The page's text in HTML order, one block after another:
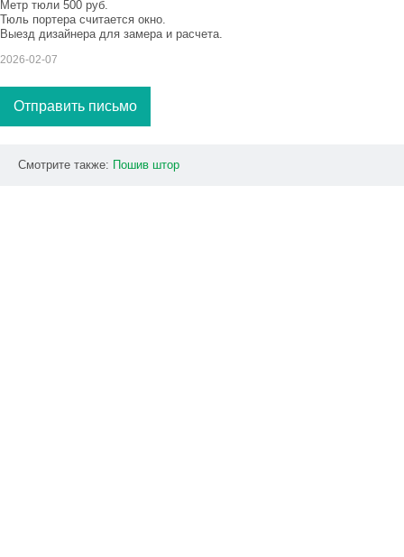
Метр тюли 500 руб.
Тюль портера считается окно.
Выезд дизайнера для замера и расчета.
2026-02-07
Отправить письмо
Смотрите также: Пошив штор